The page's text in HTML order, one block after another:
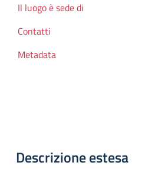
Il luogo è sede di
Contatti
Metadata
Descrizione estesa